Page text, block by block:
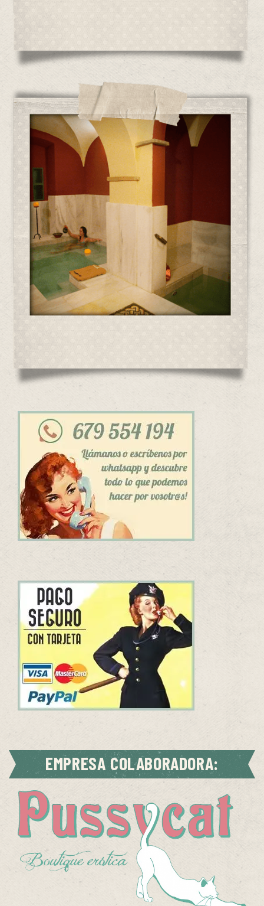
EMPRESA COLABORADORA: